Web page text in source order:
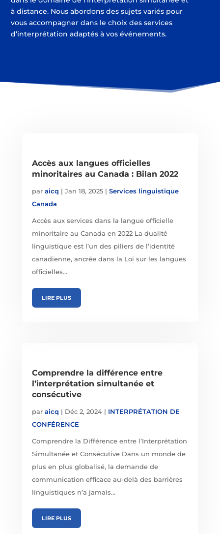
à distance. Nous abordons des sujets variés pour
vous accompagner dans le choix des services
d’interprétation adaptés à vos événements.
Accès aux langues officielles
minoritaires au Canada : Bilan 2022
par aicq | Jan 18, 2025| Services linguistique
Canada
Accès aux services dans la langue officielle
minoritaire au Canada en 2022 La dualité
linguistique est l’un des piliers de l’identité
canadienne, ancrée dans la Loi sur les langues
officielles...
LIRE PLUS
Comprendre la différence entre
l’interprétation simultanée et
consécutive
par aicq | Déc 2, 2024| INTERPRÉTATION DE
CONFÉRENCE
Comprendre la Différence entre l’Interprétation
Simultanée et Consécutive Dans un monde de
plus en plus globalisé, la demande de
communication efficace au-delà des barrières
linguistiques n’a jamais...
LIRE PLUS